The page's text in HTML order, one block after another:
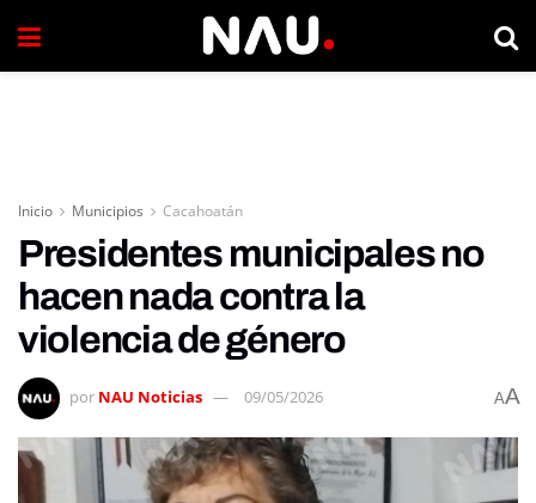
Inicio Municipios Cacahoatán
Presidentes municipales no
hacen nada contra la
violencia de género
por NAU Noticias 09/05/2026 AA